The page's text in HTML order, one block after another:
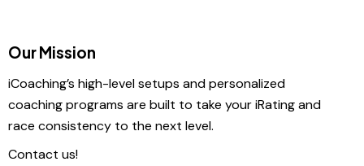
Our Mission
iCoaching’s high-level setups and personalized
coaching programs are built to take your iRating and
race consistency to the next level.
Contact us!